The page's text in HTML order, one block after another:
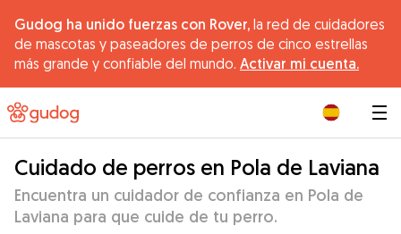
Gudog ha unido fuerzas con Rover, la red de cuidadores
de mascotas y paseadores de perros de cinco estrellas
más grande y confiable del mundo. Activar mi cuenta.
Cuidado de perros en Pola de Laviana
Encuentra un cuidador de confianza en Pola de
Laviana para que cuide de tu perro.